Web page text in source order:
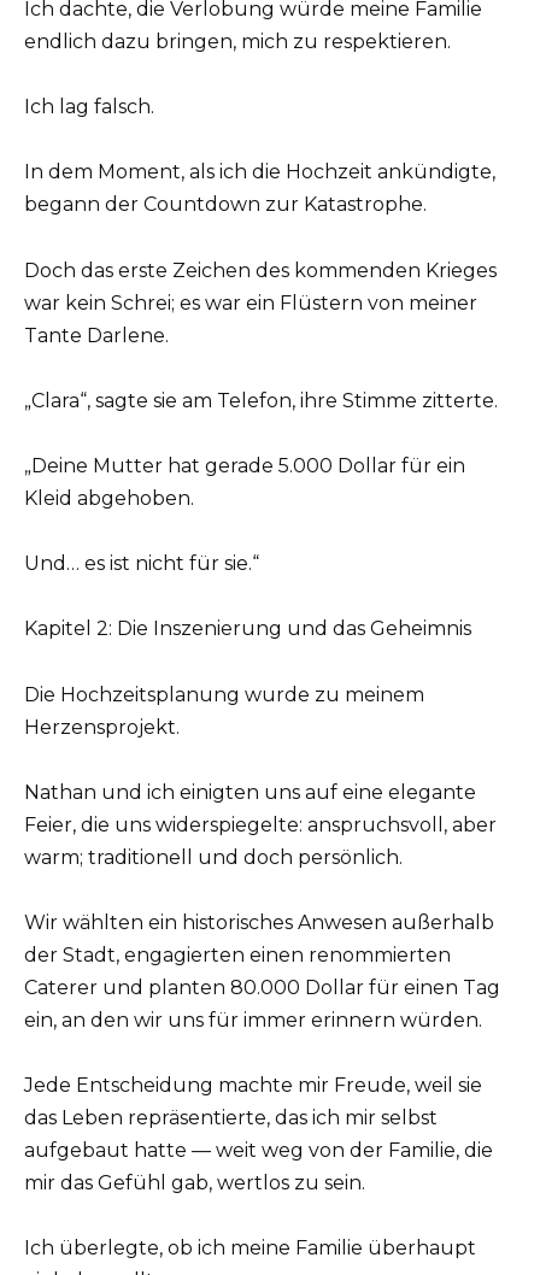
Ich dachte, die Verlobung würde meine Familie
endlich dazu bringen, mich zu respektieren.
Ich lag falsch.
In dem Moment, als ich die Hochzeit ankündigte,
begann der Countdown zur Katastrophe.
Doch das erste Zeichen des kommenden Krieges
war kein Schrei; es war ein Flüstern von meiner
Tante Darlene.
„Clara“, sagte sie am Telefon, ihre Stimme zitterte.
„Deine Mutter hat gerade 5.000 Dollar für ein
Kleid abgehoben.
Und… es ist nicht für sie.“
Kapitel 2: Die Inszenierung und das Geheimnis
Die Hochzeitsplanung wurde zu meinem
Herzensprojekt.
Nathan und ich einigten uns auf eine elegante
Feier, die uns widerspiegelte: anspruchsvoll, aber
warm; traditionell und doch persönlich.
Wir wählten ein historisches Anwesen außerhalb
der Stadt, engagierten einen renommierten
Caterer und planten 80.000 Dollar für einen Tag
ein, an den wir uns für immer erinnern würden.
Jede Entscheidung machte mir Freude, weil sie
das Leben repräsentierte, das ich mir selbst
aufgebaut hatte — weit weg von der Familie, die
mir das Gefühl gab, wertlos zu sein.
Ich überlegte, ob ich meine Familie überhaupt